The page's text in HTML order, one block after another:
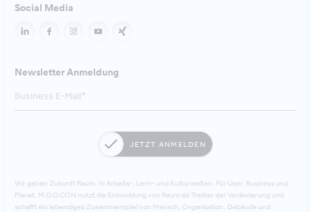
Social Media
Newsletter Anmeldung
JETZT ANMELDEN
Wir geben Zukunft Raum. In Arbeits-, Lern- und Kulturwelten. Für User, Business und
Planet. M.O.O.CON nutzt die Entwicklung von Raum als Treiber der Veränderung und
schafft ein lebendiges Zusammenspiel von Mensch, Organisation, Gebäude und